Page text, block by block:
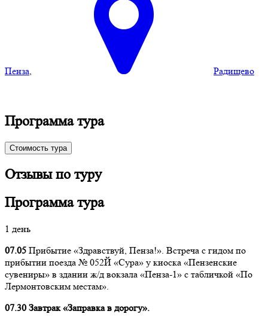
Пенза, Радищево
Программа тура
Стоимость тура
Отзывы по туру
Программа тура
1 день
07.05 Прибытие «Здравствуй, Пенза!». Встреча с гидом по
прибытии поезда № 052Й «Сура» у киоска «Пензенские
сувениры» в здании ж/д вокзала «Пенза-1» с табличкой «По
Лермонтовским местам».
07.30 Завтрак «Заправка в дорогу».